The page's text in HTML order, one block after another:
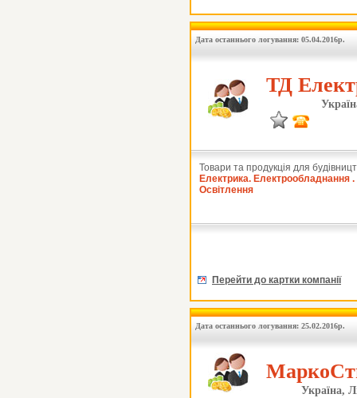
Дата останнього логування: 05.04.2016р.
ТД
Товари та продукція для
Електрика. Електрообладнання .
Освітлення
Перейти до картки компанії
Дата останнього логування: 25.02.2016р.
Україна,